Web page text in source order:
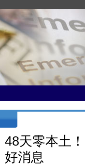
48天零本土
好消息